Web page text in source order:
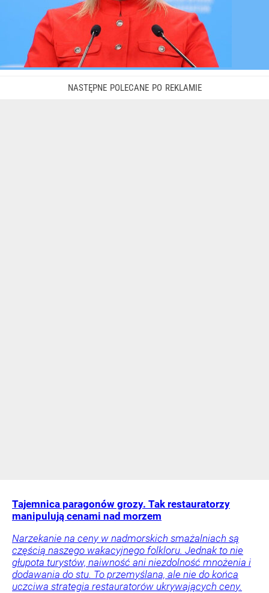
Tajemnica paragonów grozy. Tak restauratorzy
manipulują cenami nad morzem
Narzekanie na ceny w nadmorskich smażalniach są
częścią naszego wakacyjnego folkloru. Jednak to nie
głupota turystów, naiwność ani niezdolność mnożenia i
dodawania do stu. To przemyślana, ale nie do końca
uczciwa strategia restauratorów ukrywających ceny.